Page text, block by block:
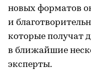
новых форматов
и
которые получат
в ближайшие
эксперты.